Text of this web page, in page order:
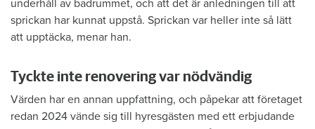
underhåll av badrummet, och att det är anledningen till att
sprickan har kunnat uppstå. Sprickan var heller inte så lätt
att upptäcka, menar han.
Tyckte inte renovering var nödvändig
Värden har en annan uppfattning, och påpekar att företaget
redan 2024 vände sig till hyresgästen med ett erbjudande